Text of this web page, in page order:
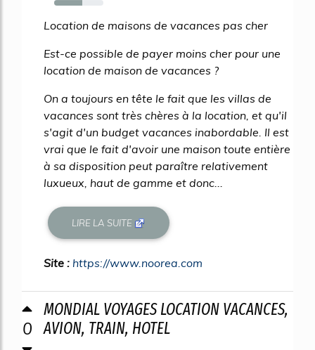
57%
Location de maisons de vacances pas cher
Est-ce possible de payer moins cher pour une
location de maison de vacances ?
On a toujours en tête le fait que les villas de
vacances sont très chères à la location, et qu'il
s'agit d'un budget vacances inabordable. Il est
vrai que le fait d'avoir une maison toute entière
à sa disposition peut paraître relativement
luxueux, haut de gamme et donc...
LIRE LA SUITE
Site : https://www.noorea.com
0
MONDIAL VOYAGES LOCATION VACANCES,
AVION, TRAIN, HOTEL